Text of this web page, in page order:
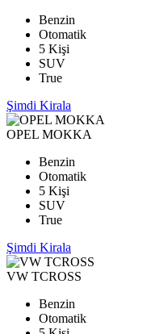
Benzin
Otomatik
5 Kişi
SUV
True
Şimdi Kirala
OPEL MOKKA
Benzin
Otomatik
5 Kişi
SUV
True
Şimdi Kirala
VW TCROSS
Benzin
Otomatik